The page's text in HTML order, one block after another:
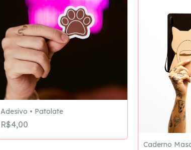
Adesivo • Patolate
R$4,00
Caderno